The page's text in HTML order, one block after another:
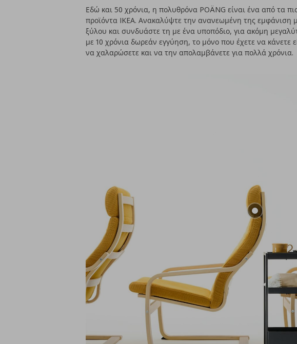
Εδώ και 50 χρόνια, η πολυθρόνα POÄNG είναι ένα από τα
προϊόντα IKEA. Ανακαλύψτε την ανανεωμένη της εμφάνιση
ξύλου και συνδυάστε τη με ένα υποπόδιο, για ακόμη
με 10 χρόνια δωρεάν εγγύηση, το μόνο που έχετε να κάνετε
να χαλαρώσετε και να την απολαμβάνετε για πολλά χρόνια.